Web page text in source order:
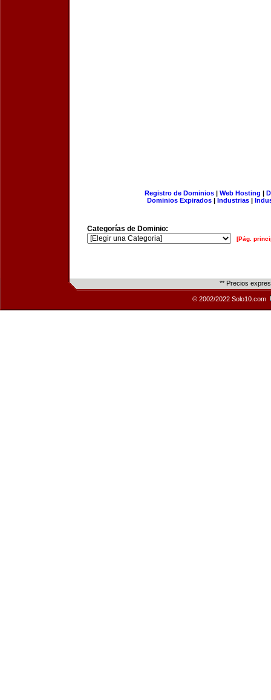
Registro de Dominios| Web Hosting |
Dominios Expirados | Industrias |
Categorías de Dominio:
[Pág.
** Precios
© 2002/2022 Solo10.com